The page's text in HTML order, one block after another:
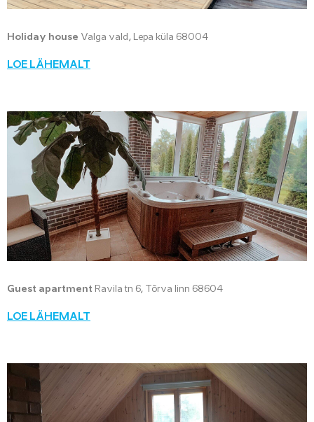
Holiday house Valga vald, Lepa küla 68004
LOE LÄHEMALT
Guest apartment Ravila tn 6, Tõrva linn 68604
LOE LÄHEMALT